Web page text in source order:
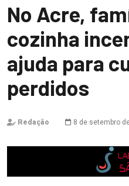
No Acre,
cozinha
ajuda para
perdidos
Redação 8 de setembro